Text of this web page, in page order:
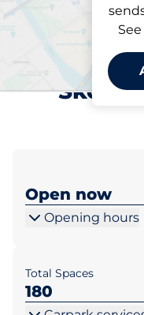
See
Open now
Opening hours
Total Spaces
180